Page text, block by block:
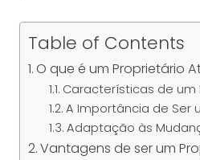
Table of Contents
O que é um Proprietário
Características de um
A Importância de Ser
Adaptação às
Vantagens de ser um